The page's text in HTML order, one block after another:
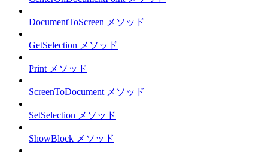
DocumentToScreen メソッド
GetSelection メソッド
Print メソッド
ScreenToDocument メソッド
SetSelection メソッド
ShowBlock メソッド